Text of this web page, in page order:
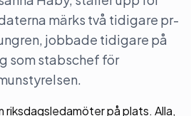
märks två tidigare pr-
jobbade tidigare på
som stabschef för
på plats. Alla,